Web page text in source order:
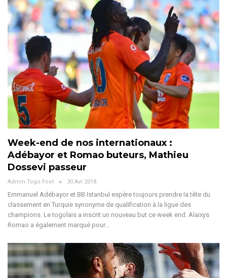
Week-end de nos internationaux :
Adébayor et Romao buteurs, Mathieu
Dossevi passeur
Admin Togo Foot 30 Avr 2018
Emmanuel Adébayor et BB Istanbul espère toujours prendre la tête du
classement en Turquie synonyme de qualification à la ligue des
champions. Le togolais a inscrit un nouveau but ce week end. Alaixys
Romao a également marqué pour…